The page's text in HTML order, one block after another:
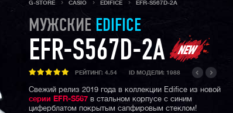
G-STORE CASIO EDIFICE EFR-S567D-2A
МУЖСКИЕ EDIFICE
EFR-S567D-2A
РЕЙТИНГ: 4.54 ID МОДЕЛИ: 1988
Свежий релиз 2019 года в коллекции Edifice из новой
серии EFR-S567 в стальном корпусе с синим
циферблатом покрытым сапфировым стеклом!